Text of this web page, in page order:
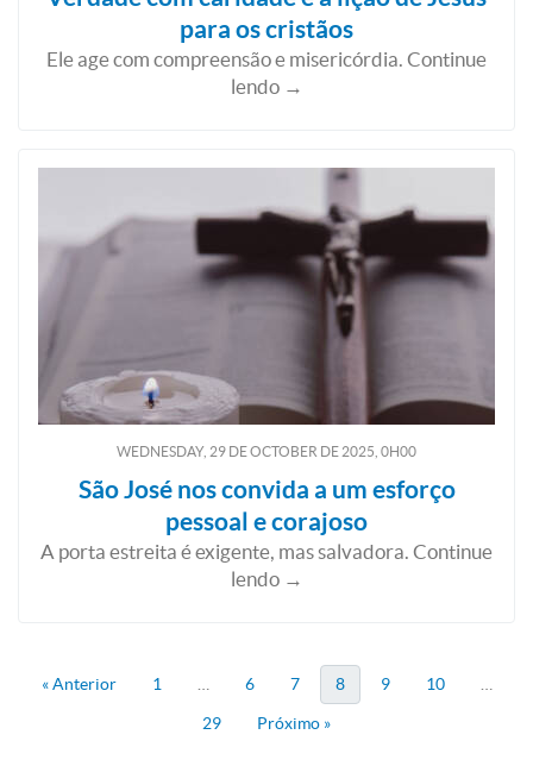
para os cristãos
Ele age com compreensão e misericórdia. Continue
lendo →
WEDNESDAY, 29 DEOCTOBER DE 2025, 0H00
São José nos convida a um esforço
pessoal e corajoso
A porta estreita é exigente, mas salvadora. Continue
lendo →
« Anterior 1 6 7 8 9 10
29 Próximo »